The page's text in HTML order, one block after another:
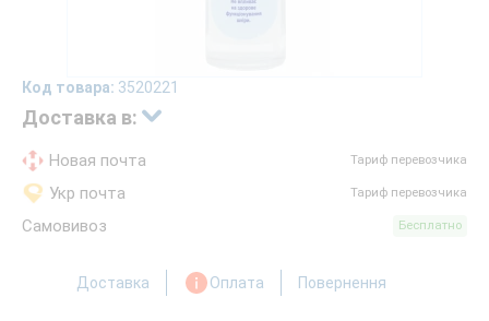
Код товара: 3520221
Доставка в:
Новая почта Тариф перевозчика
Укр почта Тариф перевозчика
Самовивоз Бесплатно
Доставка Оплата Повернення